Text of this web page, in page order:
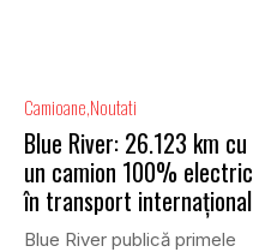
Camioane Noutati
Blue River: 26.123 km cu
un camion 100% electric
în transport internațional
Blue River publică primele